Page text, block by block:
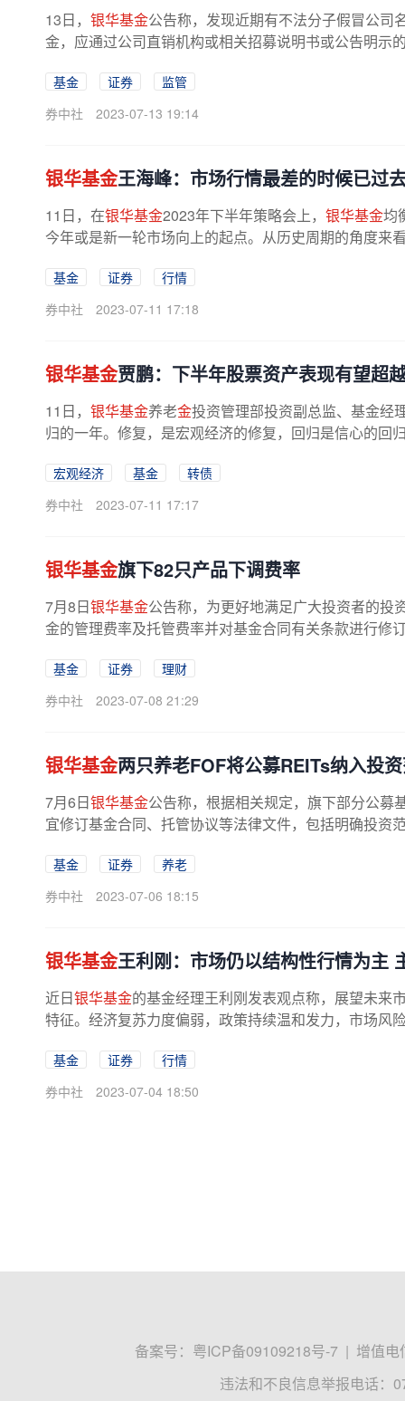
13日， 银华基金公告称，发现近期有不法分子假冒公司
金，应通过公司直销机构或相关招募说明书或公告明示
基金 证券
监管
券中社
2023-07-13 19:14
银华基金王海峰：市场行情最差的时候已过
11日，在银华基金2023年下半年策略会上， 银华基金均
今年或是新一轮市场向上的起点。从历史周期的角度来
基金 证券
行情
券中社
2023-07-11 17:18
银华基金贾鹏：下半年股票资产表现有望超
11日， 银华基金养老金投资管理部投资副总监、基金经
归的一年。修复，是宏观经济的修复，回归是信心的回
宏观经济 基金
转债
券中社
2023-07-11 17:17
银华基金旗下82只产品下调费率
7月8日银华基金公告称，为更好地满足广大投资者的投
金的管理费率及托管费率并对基金合同有关条款进行修
基金 证券
理财
券中社
2023-07-08 21:29
银华基金两只养老FOF将公募REITs纳入投
7月6日银华基金公告称，根据相关规定，旗下部分公募
宜修订基金合同、托管协议等法律文件，包括明确投资
基金 证券
养老
券中社
2023-07-06 18:15
银华基金王利刚：市场仍以结构性行情为主
近日银华基金的基金经理王利刚发表观点称，展望未来
特征。经济复苏力度偏弱，政策持续温和发力，市场风
基金 证券
行情
券中社
2023-07-04 18:50
备案号： 粤ICP备09109218号-7 | 增值电
违法和不良信息举报电话：